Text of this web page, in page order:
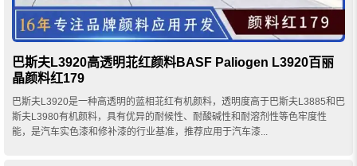
巴斯夫L3920高透明苝红颜料BASF Paliogen L3920百丽
晶颜料红179
巴斯夫L3920是一种高透明的蓝相苝红有机颜料，透明度高于巴斯夫L3885和巴
斯夫L3980有机颜料，具有优异的耐候性、耐酸碱性和耐溶剂性等色牢度性
能，是汽车实色漆和修补漆的行业基准，推荐应用于汽车漆...